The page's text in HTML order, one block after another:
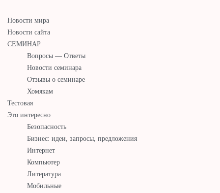
Новости мира
Новости сайта
СЕМИНАР
Вопросы — Ответы
Новости семинара
Отзывы о семинаре
Хомякам
Тестовая
Это интересно
Безопасность
Бизнес: идеи, запросы, предложения
Интернет
Компьютер
Литература
Мобильные